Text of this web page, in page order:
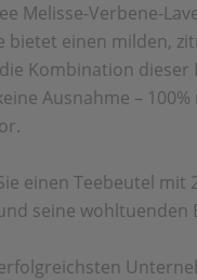
Melisse-Verbene-
bietet einen milden,
Kombination
Ausnahme –
einen Teebeutel mit
seine
erfolgreichsten